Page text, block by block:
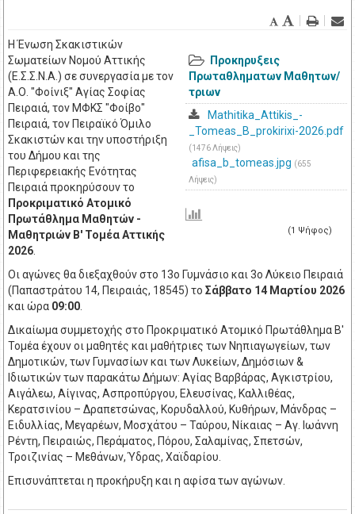
Προκηρυξεις
Πρωταθληματων Μαθητων/
τριων
Mathitika_Attikis_-
_Tomeas_B_prokirixi-2026.pdf
(1476 Λήψεις)
afisa_b_tomeas.jpg (655
Λήψεις)
(1 Ψήφος)
Η Ένωση Σκακιστικών
Σωματείων Νομού Αττικής
(Ε.Σ.Σ.Ν.Α.) σε συνεργασία με τον
Α.Ο. "Φοίνιξ" Αγίας Σοφίας
Πειραιά, τον ΜΦΚΣ "Φοίβο"
Πειραιά, τον Πειραϊκό Όμιλο
Σκακιστών και την υποστήριξη
του Δήμου και της
Περιφερειακής Ενότητας
Πειραιά προκηρύσουν το
Προκριματικό Ατομικό
Πρωτάθλημα Μαθητών -
Μαθητριών Β' Τομέα Αττικής
2026
Οι αγώνες θα διεξαχθούν στο 13ο Γυμνάσιο και 3ο Λύκειο Πειραιά
(Παπαστράτου 14, Πειραιάς, 18545) το Σάββατο 14 Μαρτίου 2026
και ώρα 09:00
Δικαίωμα συμμετοχής στο Προκριματικό Ατομικό Πρωτάθλημα Β'
Τομέα έχουν οι μαθητές και μαθήτριες των Νηπιαγωγείων, των
Δημοτικών, των Γυμνασίων και των Λυκείων, Δημόσιων &
Ιδιωτικών των παρακάτω Δήμων: Αγίας Βαρβάρας, Αγκιστρίου,
Αιγάλεω, Αίγινας, Ασπροπύργου, Ελευσίνας, Καλλιθέας,
Κερατσινίου – Δραπετσώνας, Κορυδαλλού, Κυθήρων, Μάνδρας –
Ειδυλλίας, Μεγαρέων, Μοσχάτου – Ταύρου, Νίκαιας – Αγ. Ιωάννη
Ρέντη, Πειραιώς, Περάματος, Πόρου, Σαλαμίνας, Σπετσών,
Τροιζινίας – Μεθάνων, Ύδρας, Χαϊδαρίου.
Επισυνάπτεται η προκήρυξη και η αφίσα των αγώνων.